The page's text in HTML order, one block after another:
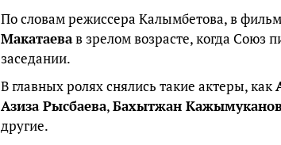
По словам режиссера Калымбетова, в
Макатаевав зрелом возрасте, когда Союз
заседании.
В главных ролях снялись такие актеры, как
Азиза Рысбаева,Бахытжан
другие.